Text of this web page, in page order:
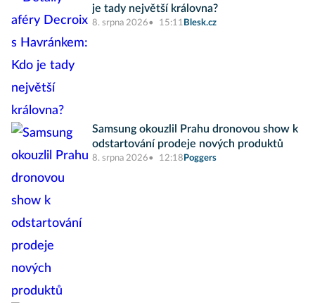
je tady největší královna?
8. srpna 2026 15:11 Blesk.cz
Samsung okouzlil Prahu dronovou show k
odstartování prodeje nových produktů
8. srpna 2026 12:18 Poggers